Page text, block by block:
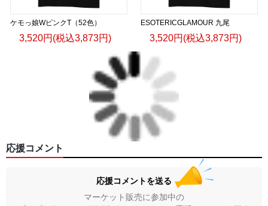
ケモっ娘WピンクT（52色）
3,520円(税込3,873円)
ESOTERICGLAMOUR 九尾
3,520円(税込3,873円)
応援コメント
応援コメントを送る
マーケット販売に参加中の